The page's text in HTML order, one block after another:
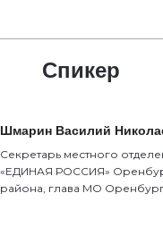
Спикер
Шмарин Василий
Секретарь местного
«ЕДИНАЯ РОССИЯ»
района, глава МО